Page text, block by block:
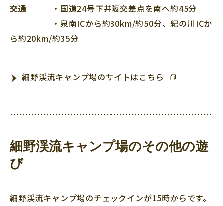
交通 ・国道24号下井阪交差点を南へ約45分
・泉南ICから約30km/約50分、紀の川ICか
ら約20km/約35分
細野渓流キャンプ場のサイトはこちら
細野渓流キャンプ場のその他の遊
び
細野渓流キャンプ場のチェックインが15時からです。